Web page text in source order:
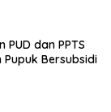
dan PPTS
Bersubsidi